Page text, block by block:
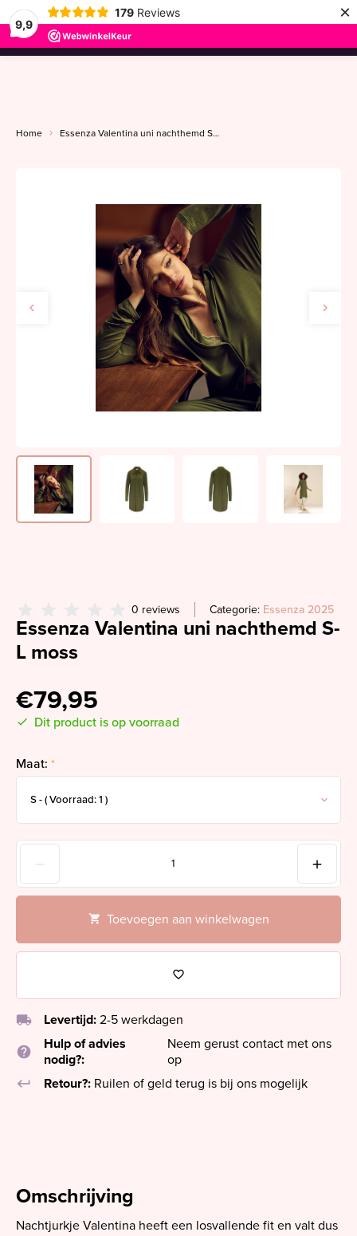
9,9
179 Reviews ×
menu
Home Essenza Valentina uni nachthemd S-L moss
0 reviews Categorie: Essenza 2025
Essenza Valentina uni nachthemd S-
L moss
€79,95
Dit product is op voorraad
Maat: *
Toevoegen aan winkelwagen
local_shipping Levertijd: 2-5 werkdagen
help
Hulp of advies
nodig?:
Neem gerust contact met ons
op
keyboard_return
Retour?: Ruilen of geld terug is bij ons mogelijk
Omschrijving
Nachtjurkje Valentina heeft een losvallende fit en valt dus